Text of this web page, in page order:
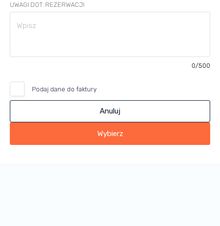
UWAGI DOT. REZERWACJI
0/500
Podaj dane do faktury
Anuluj
Wybierz